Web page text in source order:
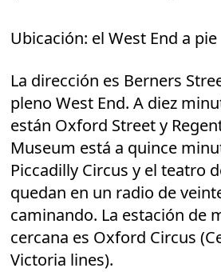
Ubicación: el West End a pie
La dirección es Berners
pleno West End. A diez
están Oxford Street y
Museum está a quince
Piccadilly Circus y el teatro
quedan en un radio de
caminando. La estación de
cercana es Oxford Circus
Victoria lines).